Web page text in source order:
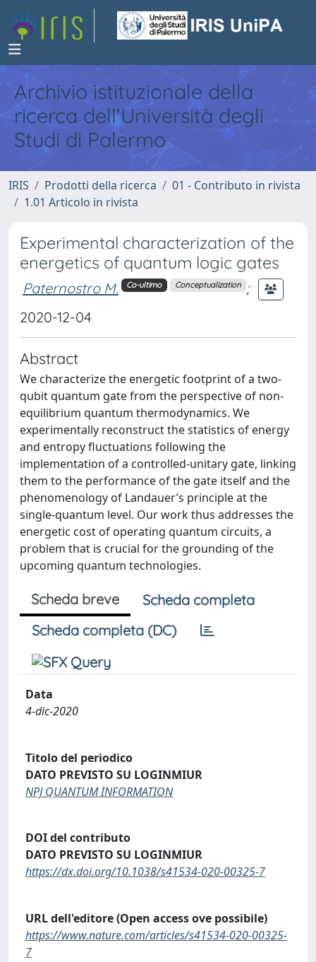
Archivio istituzionale della
ricerca dell'Università degli
Studi di Palermo
IRIS Prodotti della ricerca
01 - Contributo in rivista
1.01 Articolo in rivista
Experimental characterization of the
energetics of quantum logic gates
Paternostro M. Co-ultimo Conceptualization
;
2020-12-04
Abstract
We characterize the energetic footprint of a two-
qubit quantum gate from the perspective of non-
equilibrium quantum thermodynamics. We
experimentally reconstruct the statistics of energy
and entropy fluctuations following the
implementation of a controlled-unitary gate, linking
them to the performance of the gate itself and the
phenomenology of Landauer’s principle at the
single-quantum level. Our work thus addresses the
energetic cost of operating quantum circuits, a
problem that is crucial for the grounding of the
upcoming quantum technologies.
Scheda breve
Scheda completa
Scheda completa (DC)
Data
4-dic-2020
Titolo del periodico
DATO PREVISTO SU LOGINMIUR
NPJ QUANTUM INFORMATION
DOI del contributo
DATO PREVISTO SU LOGINMIUR
https://dx.doi.org/10.1038/s41534-020-00325-7
URL dell'editore (Open access ove possibile)
https://www.nature.com/articles/s41534-020-00325-
7